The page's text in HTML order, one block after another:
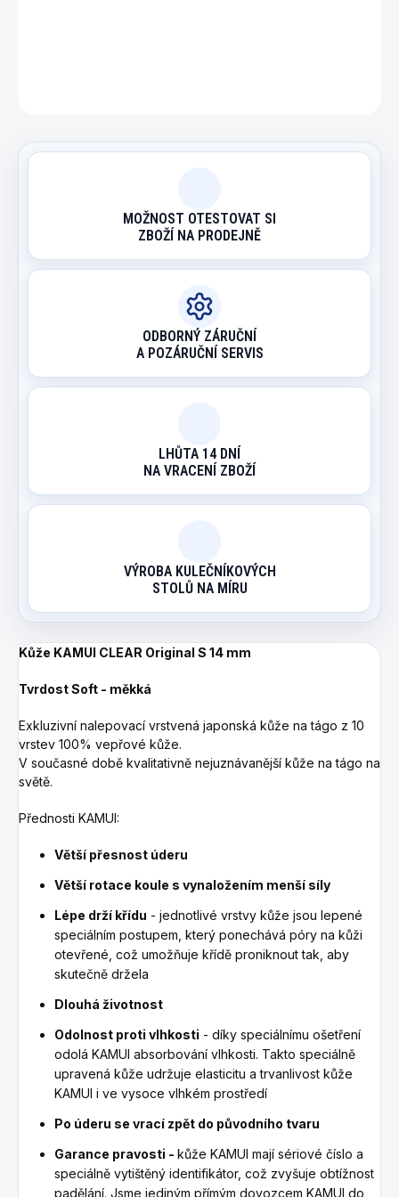
MOŽNOST OTESTOVAT SI
ZBOŽÍ NA PRODEJNĚ
ODBORNÝ ZÁRUČNÍ
A POZÁRUČNÍ SERVIS
LHŮTA 14 DNÍ
NA VRACENÍ ZBOŽÍ
VÝROBA KULEČNÍKOVÝCH
STOLŮ NA MÍRU
Kůže KAMUI CLEAR Original S 14 mm
Tvrdost Soft - měkká
Exkluzivní nalepovací vrstvená japonská kůže na tágo z 10
vrstev 100% vepřové kůže.
V současné době kvalitativně nejuznávanější kůže na tágo na
světě.
Přednosti KAMUI:
Větší přesnost úderu
Větší rotace koule s vynaložením menší síly
Lépe drží křídu - jednotlivé vrstvy kůže jsou lepené
speciálním postupem, který ponechává póry na kůži
otevřené, což umožňuje křídě proniknout tak, aby
skutečně držela
Dlouhá životnost
Odolnost proti vlhkosti - díky speciálnímu ošetření
odolá KAMUI absorbování vlhkosti. Takto speciálně
upravená kůže udržuje elasticitu a trvanlivost kůže
KAMUI i ve vysoce vlhkém prostředí
Po úderu se vrací zpět do původního tvaru
Garance pravosti - kůže KAMUI mají sériové číslo a
speciálně vytištěný identifikátor, což zvyšuje obtížnost
padělání. Jsme jediným přímým dovozcem KAMUI do